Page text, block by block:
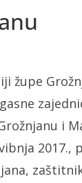
župe
i
2017.,